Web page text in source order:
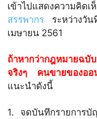
เข้าไปแสดงความ
สรรพากร ระหว่างวั
เมษายน 2561
ถ้าหากว่ากฎหมายฉบั
จริงๆ คนขายของออ
แนะนำดังนี้
1. จดบันทึกรายการบั